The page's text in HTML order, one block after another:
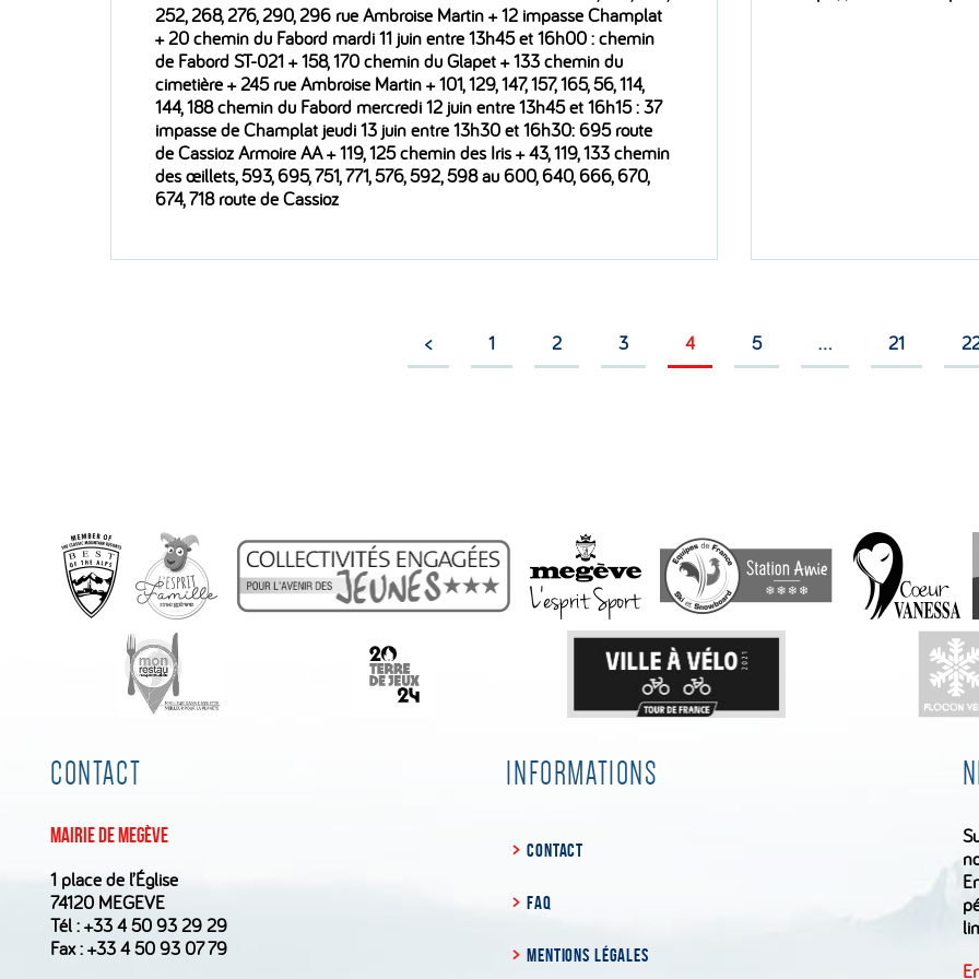
252, 268, 276, 290, 296 rue Ambroise Martin + 12 impasse Champlat
+ 20 chemin du Fabord mardi 11 juin entre 13h45 et 16h00 : chemin
de Fabord ST-021 + 158, 170 chemin du Glapet + 133 chemin du
cimetière + 245 rue Ambroise Martin + 101, 129, 147, 157, 165, 56, 114,
144, 188 chemin du Fabord mercredi 12 juin entre 13h45 et 16h15 : 37
impasse de Champlat jeudi 13 juin entre 13h30 et 16h30: 695 route
de Cassioz Armoire AA + 119, 125 chemin des Iris + 43, 119, 133 chemin
des œillets, 593, 695, 751, 771, 576, 592, 598 au 600, 640, 666, 670,
674, 718 route de Cassioz
< Page
1 Page
2 Page
3 Page
4 Page
5 … Page
21
CONTACT
Mairie de Megève
1 place de l’Église
74120 MEGEVE
Tél :+33 4 50 93 29 29
Fax : +33 4 50 93 07 79
INFORMATIONS
CONTACT
FAQ
MENTIONS LÉGALES